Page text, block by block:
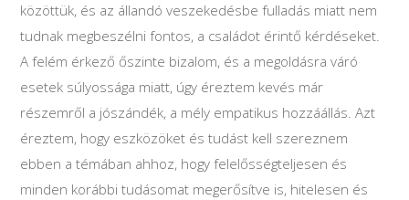
közöttük, és az állandó veszekedésbe fulladás miatt nem
tudnak megbeszélni fontos, a családot érintő kérdéseket.
A felém érkező őszinte bizalom, és a megoldásra váró
esetek súlyossága miatt, úgy éreztem kevés már
részemről a jószándék, a mély empatikus hozzáállás. Azt
éreztem, hogy eszközöket és tudást kell szereznem
ebben a témában ahhoz, hogy felelősségteljesen és
minden korábbi tudásomat megerősítve is, hitelesen és